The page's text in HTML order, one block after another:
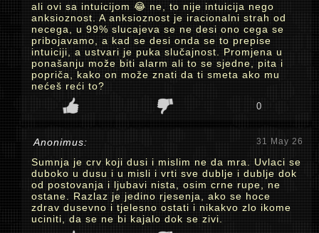
ali ovi sa intuicijom 😂 ne, to nije intuicija nego
anksioznost. A anksioznost je iracionalni strah od
necega, u 99% slucajeva se ne desi ono cega se
pribojavamo, a kad se desi onda se to prepise
intuiciji, a ustvari je puka slučajnost. Promjena u
ponašanju može biti alarm ali to se sjedne, pita i
popriča, kako on može znati da ti smeta ako mu
nećeš reći to?
0
Anonimus: 31 May 26
Sumnja je crv koji dusi i mislim ne da mra. Uvlaci se
duboko u dusu i u misli i vrti sve dublje i dublje dok
od postovanja i ljubavi nista, osim crne rupe, ne
ostane. Razlaz je jedino rjesenja, ako se hoce
zdrav dusevno i tjelesno ostati i nikakvo zlo ikome
uciniti, da se ne bi kajalo dok se zivi.